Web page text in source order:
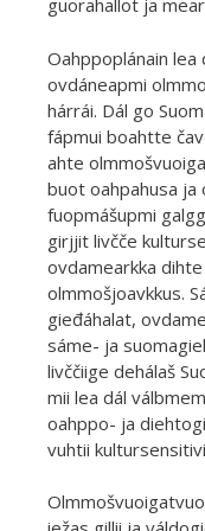
guorahallot ja
Oahppoplánain lea
ovdáneapmi
hárrái. Dál go
fápmui boahtte
ahte
buot oahpahusa ja
fuopmášupmi
girjjit livčče
ovdamearkka
olmmošjoavkkus.
gieđáhalat,
sáme- ja
livččiige dehálaš
mii lea dál
oahppo- ja
vuhtii